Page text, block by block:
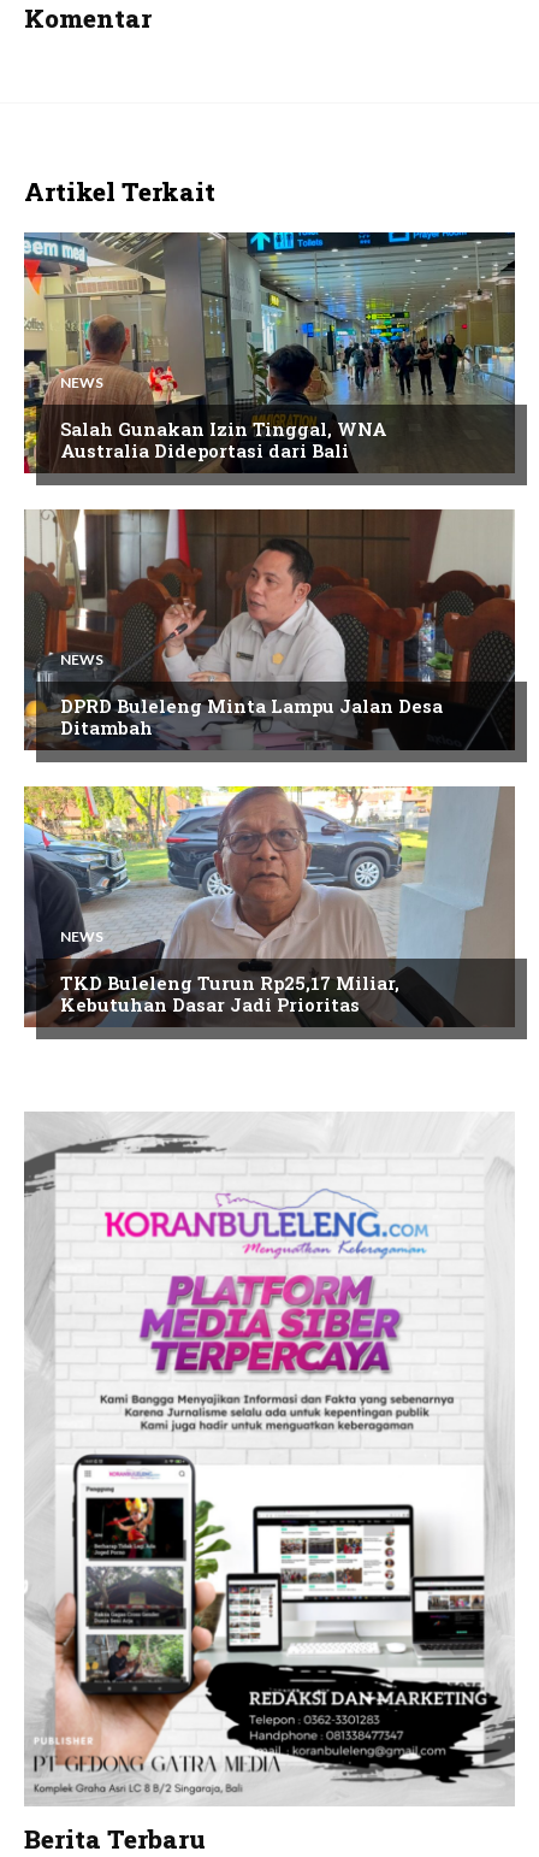
Komentar
Artikel Terkait
NEWS
Salah Gunakan Izin Tinggal, WNA
Australia Dideportasi dari Bali
NEWS
DPRD Buleleng Minta Lampu Jalan Desa
Ditambah
NEWS
TKD Buleleng Turun Rp25,17 Miliar,
Kebutuhan Dasar Jadi Prioritas
Berita Terbaru